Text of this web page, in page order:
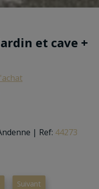
et cave +
| Ref: 44273
Suivant